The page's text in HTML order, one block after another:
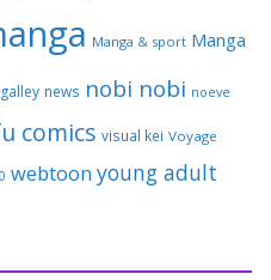
Manga & sport Manga
news nobi nobi noeve
comics visual kei Voyage
webtoon young adult